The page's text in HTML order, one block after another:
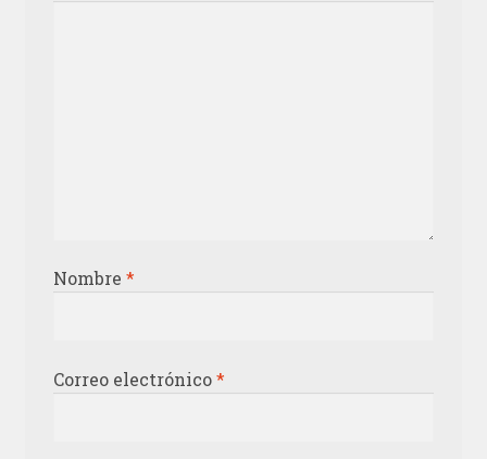
Nombre *
Correo electrónico*